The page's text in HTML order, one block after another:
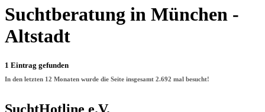
Suchtberatung in München -
Altstadt
1 Eintrag gefunden
In den letzten 12 Monaten wurde die Seite insgesamt 2.692 mal besucht!
SuchtHotline e.V.